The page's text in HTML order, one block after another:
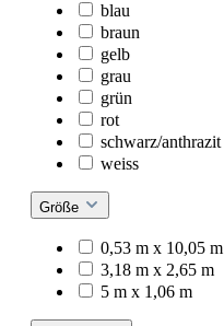
blau
braun
gelb
grau
grün
rot
schwarz/anthrazit
weiss
Größe
0,53 m x 10,05 m
3,18 m x 2,65 m
5 m x 1,06 m